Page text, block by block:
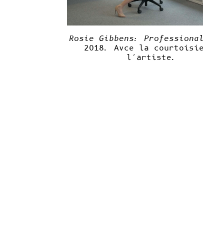
Rosie Gibbens:
2018. Avce la
l’artiste.